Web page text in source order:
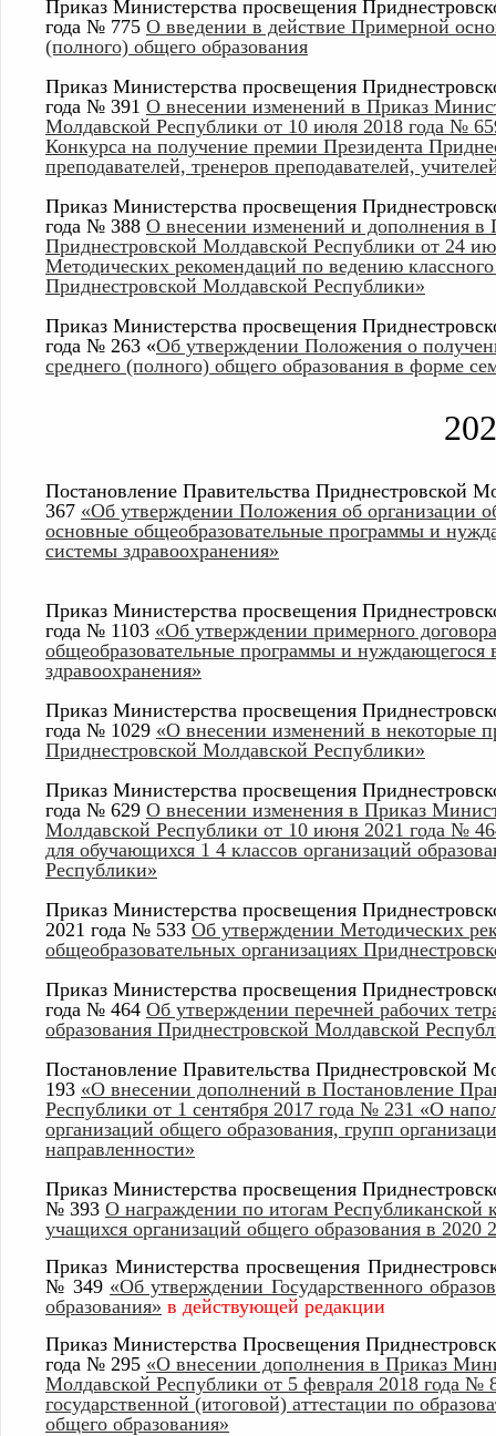
Приказ Министерства просвещения
года № 775 О введении в действие Примерной
(полного) общего образования
Приказ Министерства просвещения
года № 391 О внесении изменений в Приказ
Молдавской Республики от 10 июля 2018 года №
Конкурса на получение премии Президента
преподавателей, тренеров преподавателей,
Приказ Министерства просвещения
года № 388 О внесении изменений и дополнения в
Приднестровской Молдавской Республики от 24
Методических рекомендаций по ведению
Приднестровской Молдавской Республики»
Приказ Министерства просвещения
года № 263 «Об утверждении Положения о
среднего (полного) общего образования в форме
Постановление Правительства Приднестровской
367 «Об утверждении Положения об организации
основные общеобразовательные программы и
системы здравоохранения»
Приказ Министерства просвещения
года № 1103 «Об утверждении примерного
общеобразовательные программы и нуждающегося
здравоохранения»
Приказ Министерства просвещения
года № 1029 «О внесении изменений в некоторые
Приднестровской Молдавской Республики»
Приказ Министерства просвещения
года № 629 О внесении изменения в Приказ
Молдавской Республики от 10 июня 2021 года №
для обучающихся 1 4 классов организаций
Республики»
Приказ Министерства просвещения
2021 года № 533 Об утверждении Методических
общеобразовательных организациях
Приказ Министерства просвещения
года № 464 Об утверждении перечней рабочих
образования Приднестровской Молдавской
Постановление Правительства Приднестровской
193 «О внесении дополнений в Постановление
Республики от 1 сентября 2017 года № 231 «О
организаций общего образования, групп
направленности»
Приказ Министерства просвещения
№ 393 О награждении по итогам Республиканской
учащихся организаций общего образования в 2020
Приказ Министерства просвещения
№ 349 «Об утверждении Государственного
образования» в действующей редакции
Приказ Министерства Просвещения
года № 295 «О внесении дополнения в Приказ
Молдавской Республики от 5 февраля 2018 года
государственной (итоговой) аттестации по
общего образования»